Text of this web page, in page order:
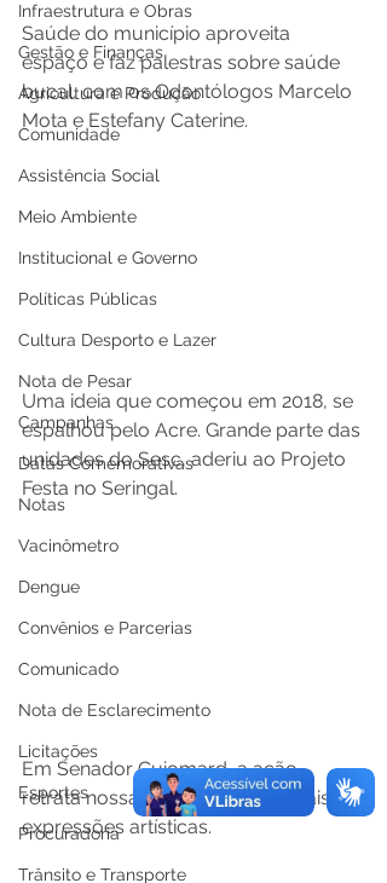
Infraestrutura e Obras
Gestão e Finanças
Agricultura e Produção
Comunidade
Assistência Social
Meio Ambiente
Institucional e Governo
Políticas Públicas
Cultura Desporto e Lazer
Nota de Pesar
Campanhas
Datas Comemorativas
Notas
Vacinômetro
Dengue
Convênios e Parcerias
Comunicado
Nota de Esclarecimento
Licitações
Esportes
Procuradoria
Trânsito e Transporte
Saúde do município aproveita
espaço e faz palestras sobre saúde
bucal, com os Odontólogos Marcelo
Mota e Estefany Caterine.
Uma ideia que começou em 2018, se
espalhou pelo Acre. Grande parte das
unidades do Sesc, aderiu ao Projeto
Festa no Seringal.
Em Senador Guiomard, a ação
retrata nossas influências culturais, e
expressões artísticas.